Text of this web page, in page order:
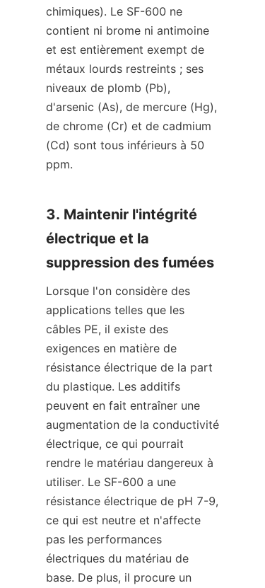
chimiques). Le SF-600 ne
contient ni brome ni antimoine
et est entièrement exempt de
métaux lourds restreints ; ses
niveaux de plomb (Pb),
d'arsenic (As), de mercure (Hg),
de chrome (Cr) et de cadmium
(Cd) sont tous inférieurs à 50
ppm.
3. Maintenir l'intégrité
électrique et la
suppression des fumées
Lorsque l'on considère des
applications telles que les
câbles PE, il existe des
exigences en matière de
résistance électrique de la part
du plastique. Les additifs
peuvent en fait entraîner une
augmentation de la conductivité
électrique, ce qui pourrait
rendre le matériau dangereux à
utiliser. Le SF-600 a une
résistance électrique de pH 7-9,
ce qui est neutre et n'affecte
pas les performances
électriques du matériau de
base. De plus, il procure un